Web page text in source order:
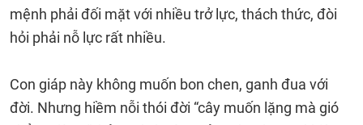
mệnh phải đối mặt với nhiều trở lực, thách thức, đòi
hỏi phải nỗ lực rất nhiều.
Con giáp này không muốn bon chen, ganh đua với
đời. Nhưng hiềm nỗi thói đời “cây muốn lặng mà gió